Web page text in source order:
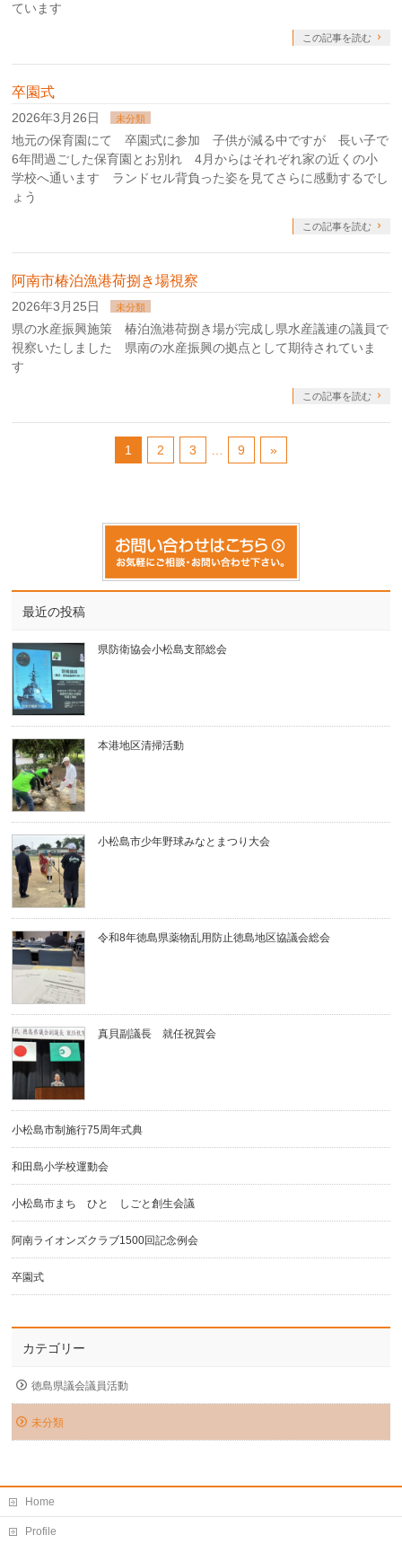
ています
この記事を読む
卒園式
2026年3月26日 未分類
地元の保育園にて 卒園式に参加 子供が減る中ですが 長い子で
6年間過ごした保育園とお別れ 4月からはそれぞれ家の近くの小
学校へ通います ランドセル背負った姿を見てさらに感動するでし
ょう
この記事を読む
阿南市椿泊漁港荷捌き場視察
2026年3月25日 未分類
県の水産振興施策 椿泊漁港荷捌き場が完成し県水産議連の議員で
視察いたしました 県南の水産振興の拠点として期待されていま
す
この記事を読む
1 2 3 9 »
最近の投稿
県防衛協会小松島支部総会
本港地区清掃活動
小松島市少年野球みなとまつり大会
令和8年徳島県薬物乱用防止徳島地区協議会総会
真貝副議長 就任祝賀会
小松島市制施行75周年式典
和田島小学校運動会
小松島市まち ひと しごと創生会議
阿南ライオンズクラブ1500回記念例会
卒園式
カテゴリー
徳島県議会議員活動
未分類
Home
Profile